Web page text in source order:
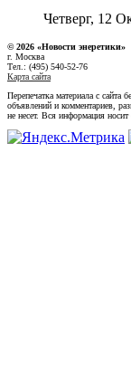
Четверг, 12
© 2026 «Новости энеретики»
г. Москва
Тел.: (495) 540-52-76
Карта сайта
Перепечатка материала с сайта
объявлений и комментариев,
не несет. Вся информация